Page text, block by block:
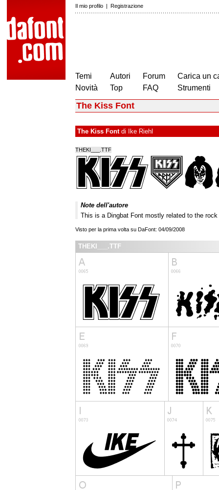
Il mio profilo | Registrazione
Temi
Novità
Autori
Top
Forum
FAQ
Carica un
Strumenti
The Kiss Font
The Kiss Fontdi Ike Riehl
THEKI___.TTF
Note dell'autore
This is a Dingbat Font mostly related to the
Visto per la prima volta su DaFont: 04/09/2008
THEKI___.TTF